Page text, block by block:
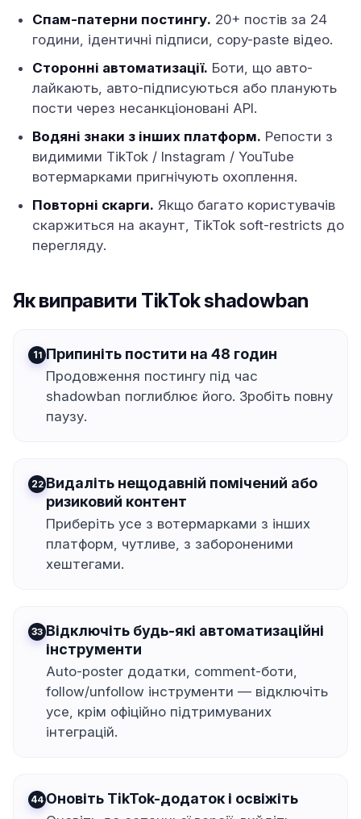
Спам-патерни постингу. 20+ постів за 24
години, ідентичні підписи, copy-paste відео.
Сторонні автоматизації. Боти, що авто-
лайкають, авто-підписуються або планують
пости через несанкціоновані API.
Водяні знаки з інших платформ. Репости з
видимими TikTok / Instagram / YouTube
вотермарками пригнічують охоплення.
Повторні скарги. Якщо багато користувачів
скаржиться на акаунт, TikTok soft-restricts до
перегляду.
Як виправити TikTok shadowban
1 Припиніть постити на 48 годин
Продовження постингу під час
shadowban поглиблює його. Зробіть повну
паузу.
2 Видаліть нещодавній помічений або
ризиковий контент
Приберіть усе з вотермарками з інших
платформ, чутливе, з забороненими
хештегами.
3 Відключіть будь-які автоматизаційні
інструменти
Auto-poster додатки, comment-боти,
follow/unfollow інструменти — відключіть
усе, крім офіційно підтримуваних
інтеграцій.
4 Оновіть TikTok-додаток і освіжіть